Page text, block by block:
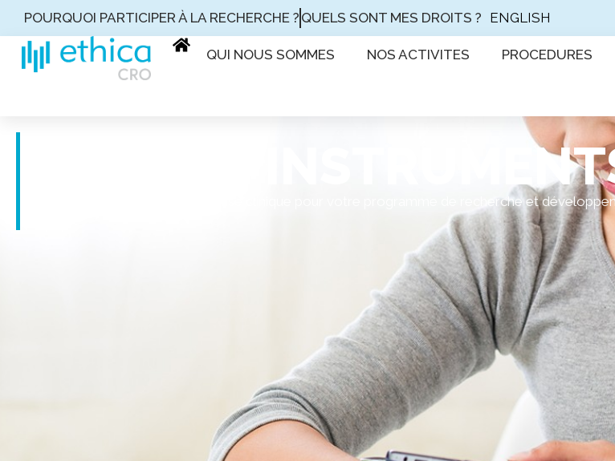
POURQUOI PARTICIPER À LA RECHERCHE ? QUELS SONT MES DROITS ? ENGLISH
QUI NOUS SOMMES NOS ACTIVITES PROCEDURES
CRO EN
Bénéficiez de notre expertise clinique pour votre programme de recherche et